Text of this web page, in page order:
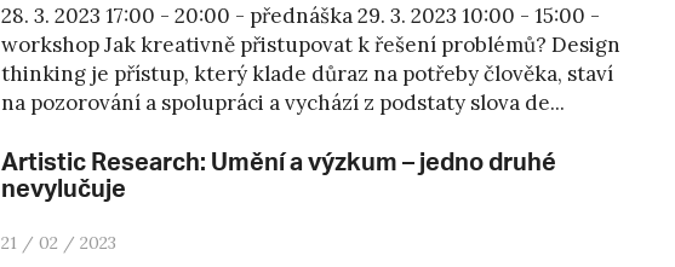
28. 3. 2023 17:00 - 20:00 - přednáška 29. 3. 2023 10:00 - 15:00 -
workshop Jak kreativně přistupovat k řešení problémů? Design
thinking je přístup, který klade důraz na potřeby člověka, staví
na pozorování a spolupráci a vychází z podstaty slova de...
Artistic Research: Umění a výzkum – jedno druhé
nevylučuje
21 / 02 / 2023